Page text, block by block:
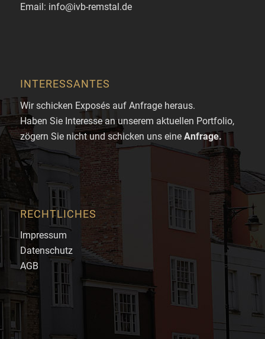
Email: info@ivb-remstal.de
INTERESSANTES
Wir schicken Exposés auf Anfrage heraus.
Haben Sie Interesse an unserem aktuellen Portfolio,
zögern Sie nicht und schicken uns eine Anfrage.
RECHTLICHES
Impressum
Datenschutz
AGB